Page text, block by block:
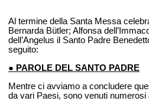
Al termine della Santa Messa
Bernarda Bütler; Alfonsa
dell’Angelus il Santo Padre
seguito:
● PAROLE DEL SANTO PADRE
Mentre ci avviamo a concludere
da vari Paesi, sono venuti